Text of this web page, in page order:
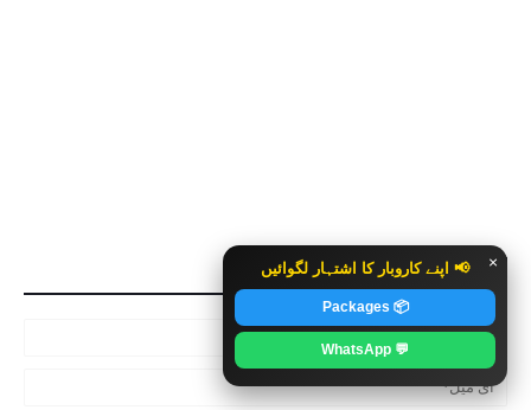
× 📢 اپنے کاروبار کا اشتہار لگوائیں
📦 Packages
💬 WhatsApp
CONTACT US